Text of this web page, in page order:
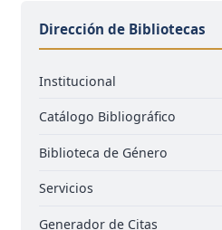
Dirección de Bibliotecas
Institucional
Catálogo Bibliográfico
Biblioteca de Género
Servicios
Generador de Citas